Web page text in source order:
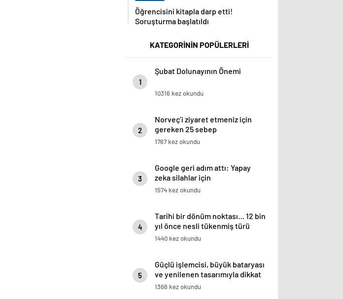
Öğrencisini kitapla darp etti!
Soruşturma başlatıldı
KATEGORİNİN POPÜLERLERİ
1
Şubat Dolunayının Önemi
10316 kez okundu
2
Norveç’i ziyaret etmeniz için
gereken 25 sebep
1767 kez okundu
3
Google geri adım attı: Yapay
zeka silahlar için
kullanılabilecek
1574 kez okundu
4
Tarihi bir dönüm noktası… 12 bin
yıl önce nesli tükenmiş türü
yeniden hayata döndürdüler!
1440 kez okundu
5
Güçlü işlemcisi, büyük bataryası
ve yenilenen tasarımıyla dikkat
çekiyor
1366 kez okundu